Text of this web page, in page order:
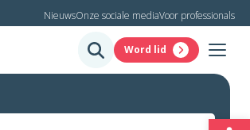
NieuwsOnze sociale mediaVoor professionals
Word lid